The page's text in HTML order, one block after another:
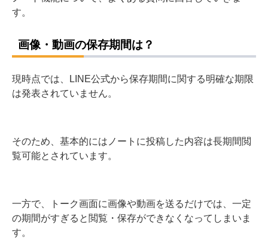
す。
画像・動画の保存期間は？
現時点では、LINE公式から保存期間に関する明確な期限
は発表されていません。
そのため、基本的にはノートに投稿した内容は長期間閲
覧可能とされています。
一方で、トーク画面に画像や動画を送るだけでは、一定
の期間がすぎると閲覧・保存ができなくなってしまいま
す。